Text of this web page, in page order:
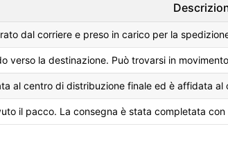
dal corriere e preso in carico per la
verso la destinazione. Può trovarsi in
al centro di distribuzione finale ed è affidata al
il pacco. La consegna è stata completata con